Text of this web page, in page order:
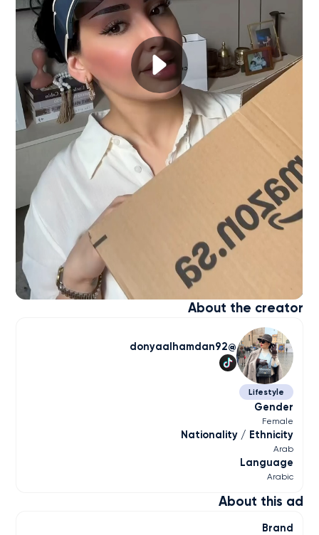
About this ad
Brand
About the creator
donyaalhamdan92
Lifestyle
Gender
Female
Nationality / Ethnicity
Arab
Language
Arabic